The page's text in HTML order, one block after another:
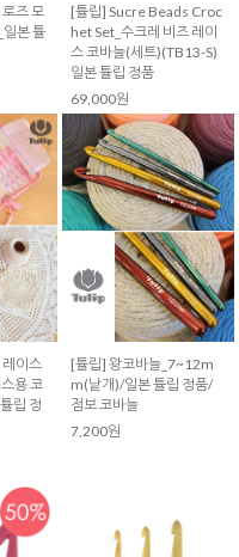
즈 모
본 튤
[튤립] Sucre Beads Croc
het Set_수크레 비즈 레이
스 코바늘(세트)(TB13-S)
일본 튤립 정품
69,000원
이스
용 코
립 정
[튤립] 왕코바늘_7~12m
m(낱개)/일본 튤립 정품/
점보 코바늘
7,200원